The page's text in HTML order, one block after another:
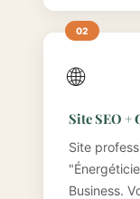
🌐
Site SEO +
Site
Business.